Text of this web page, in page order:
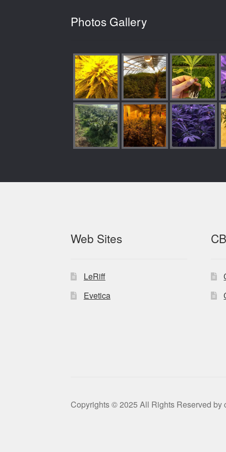
Photos Gallery
Web Sites
LeRiff
Evetica
Copyrights © 2025 All Rights Reserved by